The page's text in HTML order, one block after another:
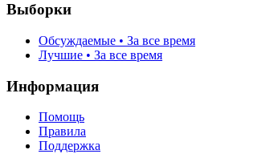
Выборки
Обсуждаемые • За все время
Лучшие • За все время
Информация
Помощь
Правила
Поддержка